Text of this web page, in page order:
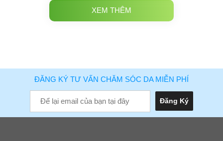
XEM THÊM
ĐĂNG KÝ TƯ VẤN CHĂM SÓC DA MIỄN PHÍ